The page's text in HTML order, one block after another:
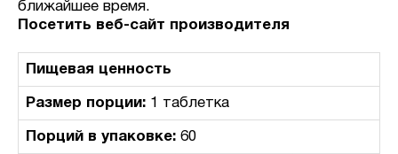
ближайшее время.
Посетить веб-сайт производителя
Пищевая ценность
Размер порции: 1 таблетка
Порций в упаковке: 60